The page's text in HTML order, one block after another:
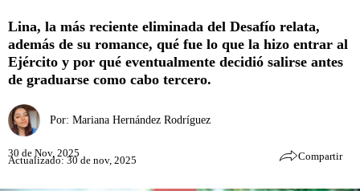
Lina, la más reciente eliminada del Desafío relata,
además de su romance, qué fue lo que la hizo entrar al
Ejército y por qué eventualmente decidió salirse antes
de graduarse como cabo tercero.
Por: Mariana Hernández Rodríguez
30 de Nov, 2025
Actualizado: 30 de nov, 2025 Compartir